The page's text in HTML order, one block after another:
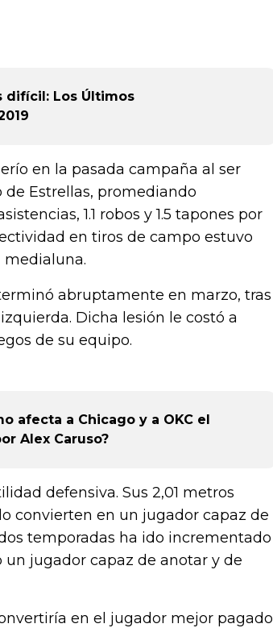
difícil: Los Últimos
en la pasada campaña al ser
Estrellas, promediando
1.1 robos y 1.5 tapones por
en tiros de campo estuvo
medialuna.
abruptamente en marzo, tras
Dicha lesión le costó a
de su equipo.
afecta a Chicago y a OKC el
Alex Caruso?
defensiva. Sus 2,01 metros
convierten en un jugador capaz de
temporadas ha ido incrementado
jugador capaz de anotar y de
en el jugador mejor pagado